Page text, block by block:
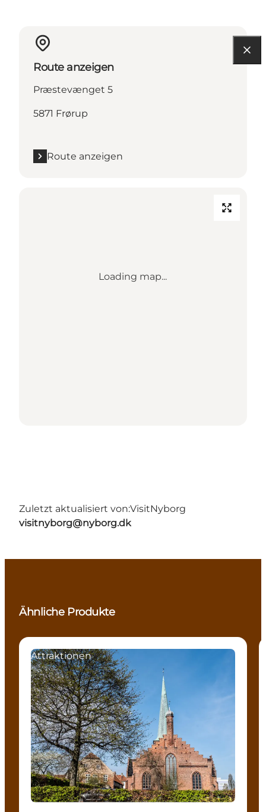
Route anzeigen
Præstevænget 5
5871 Frørup
Route anzeigen
Loading map...
Zuletzt aktualisiert von:VisitNyborg
visitnyborg@nyborg.dk
Ähnliche Produkte
Attraktionen